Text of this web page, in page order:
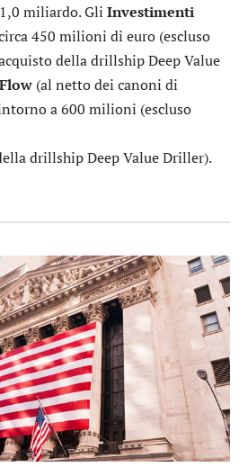
miliardo. Gli Investimenti
450 milioni di euro (escluso
della drillship Deep Value
(al netto dei canoni di
a 600 milioni (escluso
drillship Deep Value Driller).